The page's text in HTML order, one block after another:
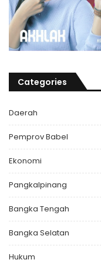
Categories
Daerah
Pemprov Babel
Ekonomi
Pangkalpinang
Bangka Tengah
Bangka Selatan
Hukum